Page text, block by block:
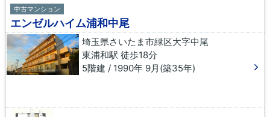
中古マンション
エンゼルハイム浦和中尾
埼玉県さいたま市緑区大字中尾
東浦和駅 徒歩18分
5階建 / 1990年 9月(築35年)